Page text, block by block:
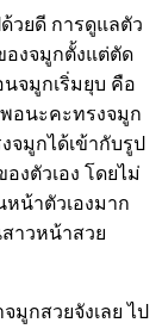
วยดี การดูแลตัว
องจมูกตั้งแต่ตัด
จมูกเริ่มยุบ คือ
อนะคะทรงจมูก
จมูกได้เข้ากับรูป
งตัวเอง โดยไม่
น้าตัวเองมาก
าวหน้าสวย
มูกสวยจังเลย ไป